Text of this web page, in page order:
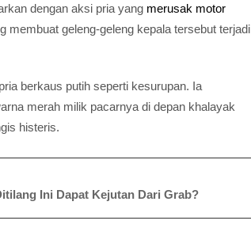
dengan aksi pria yang merusak motor
membuat geleng-geleng kepala tersebut terjadi
berkaus putih seperti kesurupan. Ia
merah milik pacarnya di depan khalayak
histeris.
Ini Dapat Kejutan Dari Grab?